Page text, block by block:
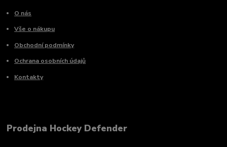
O nás
Vše o nákupu
Obchodní podmínky
Ochrana osobních údajů
Kontakty
Prodejna Hockey Defender